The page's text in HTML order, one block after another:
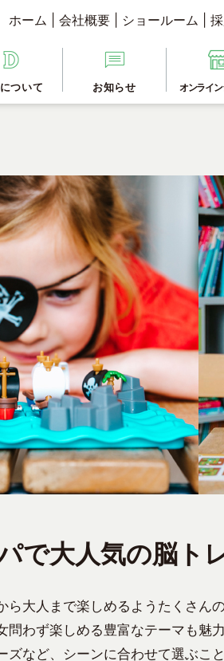
ホーム 会社概要 ショールーム
ついて お知らせ オンライ
で大人気の脳ト
大人まで楽しめるようたくさん
わず楽しめる豊富なテーマも魅
など、シーンに合わせて選ぶ